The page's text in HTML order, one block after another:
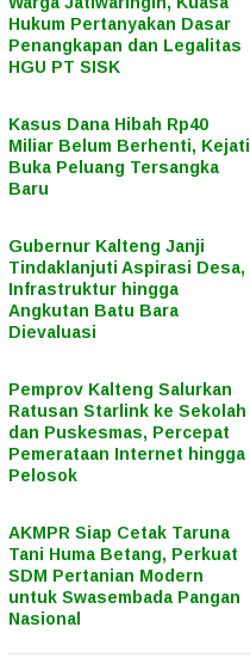
Hukum Pertanyakan Dasar
Penangkapan dan Legalitas
HGU PT SISK
Kasus Dana Hibah Rp40
Miliar Belum Berhenti, Kejati
Buka Peluang Tersangka
Baru
Gubernur Kalteng Janji
Tindaklanjuti Aspirasi Desa,
Infrastruktur hingga
Angkutan Batu Bara
Dievaluasi
Pemprov Kalteng Salurkan
Ratusan Starlink ke Sekolah
dan Puskesmas, Percepat
Pemerataan Internet hingga
Pelosok
AKMPR Siap Cetak Taruna
Tani Huma Betang, Perkuat
SDM Pertanian Modern
untuk Swasembada Pangan
Nasional